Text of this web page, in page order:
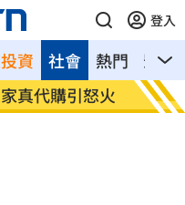
登入
資 熱門 影音
社會
真代購引怒火 快訊